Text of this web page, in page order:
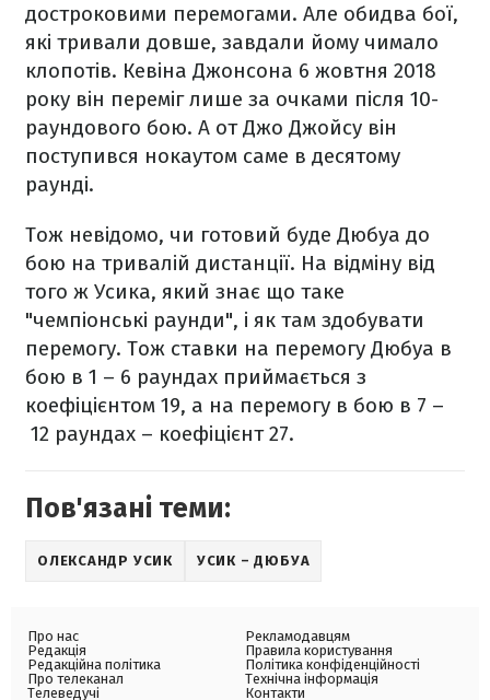
достроковими перемогами. Але обидва бої,
які тривали довше, завдали йому чимало
клопотів. Кевіна Джонсона 6 жовтня 2018
року він переміг лише за очками після 10-
раундового бою. А от Джо Джойсу він
поступився нокаутом саме в десятому
раунді.
Тож невідомо, чи готовий буде Дюбуа до
бою на тривалій дистанції. На відміну від
того ж Усика, який знає що таке
"чемпіонські раунди", і як там здобувати
перемогу. Тож ставки на перемогу Дюбуа в
бою в 1 – 6 раундах приймається з
коефіцієнтом 19, а на перемогу в бою в 7 –
12 раундах – коефіцієнт 27.
Пов'язані теми:
ОЛЕКСАНДР УСИК УСИК – ДЮБУА
Про нас
Редакція
Редакційна політика
Про телеканал
Телеведучі
Рекламодавцям
Правила користування
Політика конфіденційності
Технічна інформація
Контакти